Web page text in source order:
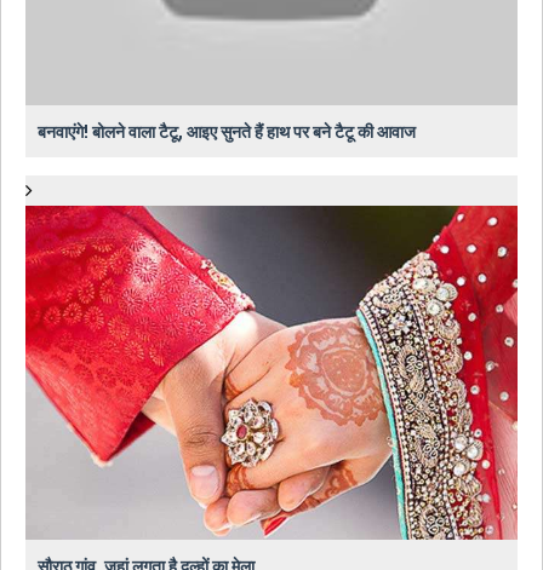
बनवाएंगे! बोलने वाला टैटू, आइए सुनते हैं हाथ पर बने टैटू की आवाज